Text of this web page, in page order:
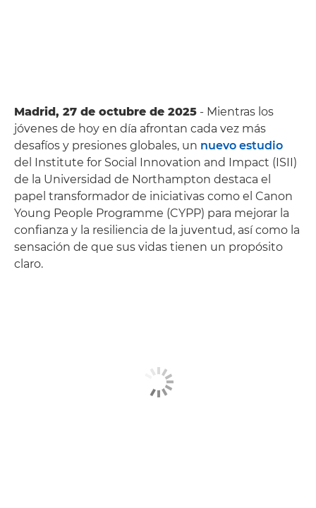
Madrid, 27 de octubre de 2025 - Mientras los
jóvenes de hoy en día afrontan cada vez más
desafíos y presiones globales, un nuevo estudio
del Institute for Social Innovation and Impact (ISII)
de la Universidad de Northampton destaca el
papel transformador de iniciativas como el Canon
Young People Programme (CYPP) para mejorar la
confianza y la resiliencia de la juventud, así como la
sensación de que sus vidas tienen un propósito
claro.